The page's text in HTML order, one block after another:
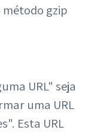
gzip
URL" seja
uma URL
Esta URL